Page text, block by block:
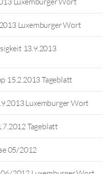
Luxemburger Wort
13.9.2013
15.2.2013 Tageblatt
Luxemburger Wort
Tageblatt
05/2012